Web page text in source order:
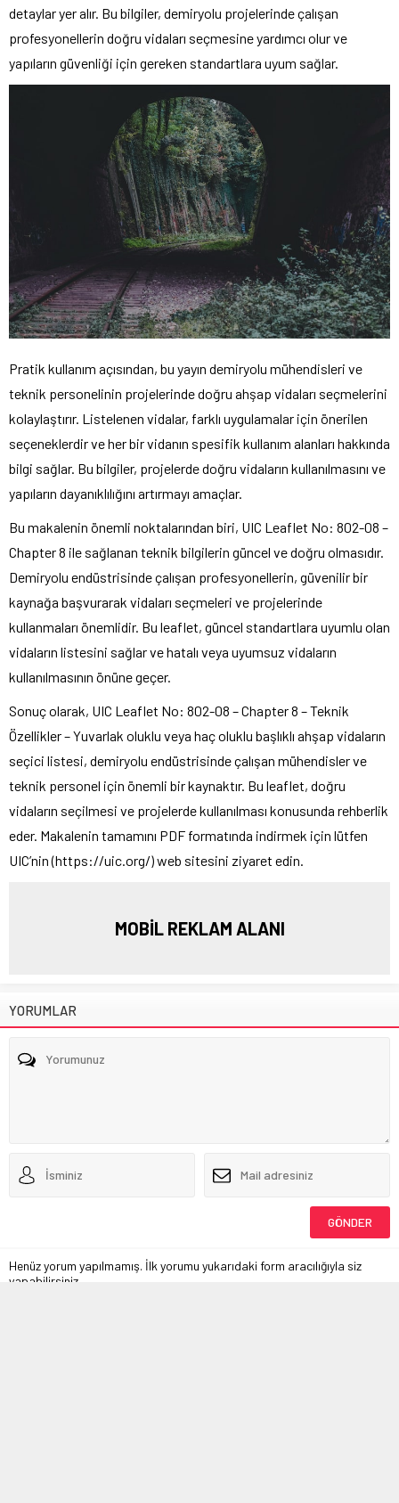
detaylar yer alır. Bu bilgiler, demiryolu projelerinde çalışan
profesyonellerin doğru vidaları seçmesine yardımcı olur ve
yapıların güvenliği için gereken standartlara uyum sağlar.
Pratik kullanım açısından, bu yayın demiryolu mühendisleri ve
teknik personelinin projelerinde doğru ahşap vidaları seçmelerini
kolaylaştırır. Listelenen vidalar, farklı uygulamalar için önerilen
seçeneklerdir ve her bir vidanın spesifik kullanım alanları hakkında
bilgi sağlar. Bu bilgiler, projelerde doğru vidaların kullanılmasını ve
yapıların dayanıklılığını artırmayı amaçlar.
Bu makalenin önemli noktalarından biri, UIC Leaflet No: 802-08 –
Chapter 8 ile sağlanan teknik bilgilerin güncel ve doğru olmasıdır.
Demiryolu endüstrisinde çalışan profesyonellerin, güvenilir bir
kaynağa başvurarak vidaları seçmeleri ve projelerinde
kullanmaları önemlidir. Bu leaflet, güncel standartlara uyumlu olan
vidaların listesini sağlar ve hatalı veya uyumsuz vidaların
kullanılmasının önüne geçer.
Sonuç olarak, UIC Leaflet No: 802-08 – Chapter 8 – Teknik
Özellikler – Yuvarlak oluklu veya haç oluklu başlıklı ahşap vidaların
seçici listesi, demiryolu endüstrisinde çalışan mühendisler ve
teknik personel için önemli bir kaynaktır. Bu leaflet, doğru
vidaların seçilmesi ve projelerde kullanılması konusunda rehberlik
eder. Makalenin tamamını PDF formatında indirmek için lütfen
UIC’nin (https://uic.org/) web sitesini ziyaret edin.
MOBİL REKLAM ALANI
YORUMLAR
Henüz yorum yapılmamış. İlk yorumu yukarıdaki form aracılığıyla siz
yapabilirsiniz.